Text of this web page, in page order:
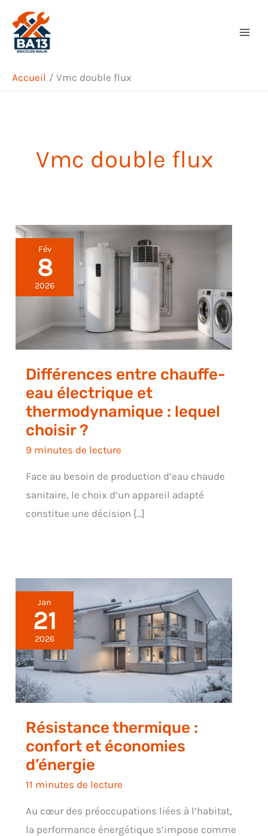
contenu
Accueil Vmc double flux
Vmc double flux
Fév
8
2026
Différences entre chauffe-
eau électrique et
thermodynamique : lequel
choisir ?
9 minutes de lecture
Face au besoin de production d’eau chaude
sanitaire, le choix d’un appareil adapté
constitue une décision […]
Jan
21
2026
Résistance thermique :
confort et économies
d’énergie
11 minutes de lecture
Au cœur des préoccupations liées à l’habitat,
la performance énergétique s’impose comme
Rechercher